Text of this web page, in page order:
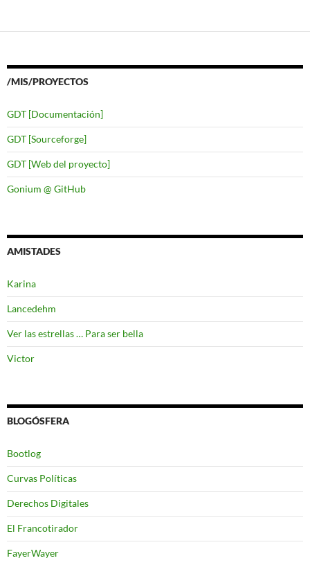
/MIS/PROYECTOS
GDT [Documentación]
GDT [Sourceforge]
GDT [Web del proyecto]
Gonium @ GitHub
AMISTADES
Karina
Lancedehm
Ver las estrellas … Para ser bella
Victor
BLOGÓSFERA
Bootlog
Curvas Políticas
Derechos Digitales
El Francotirador
FayerWayer